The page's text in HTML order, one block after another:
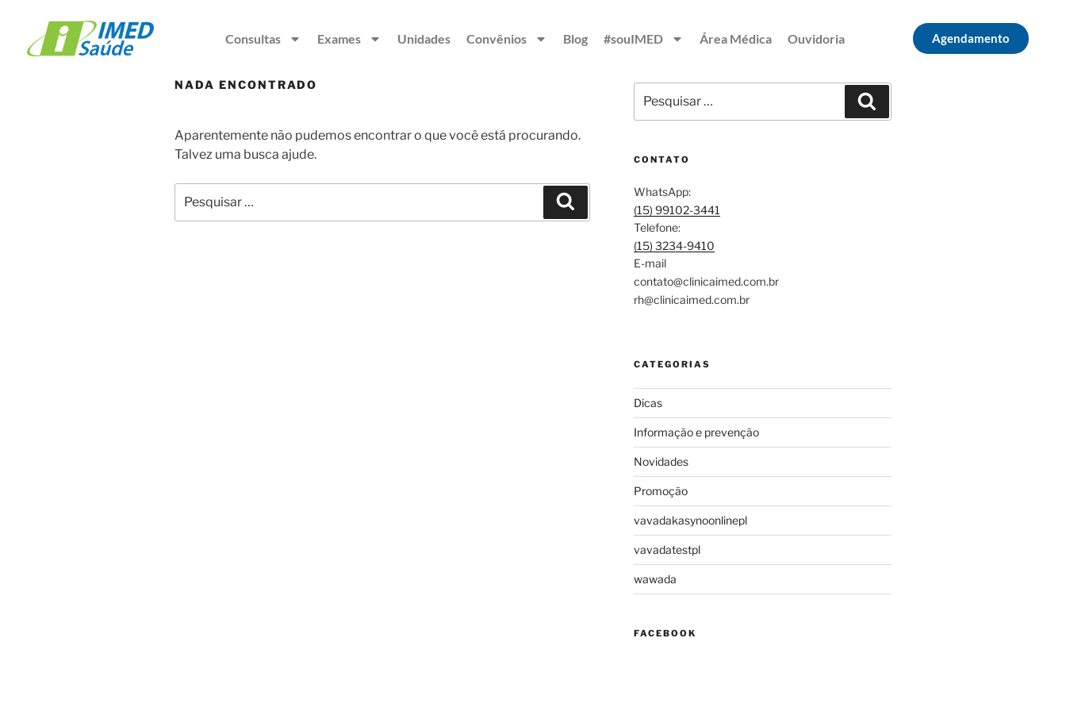
Consultas Exames Unidades Convênios Blog #souIMED Área Médica Ouvidoria Agendamento
NADA ENCONTRADO
Aparentemente não pudemos encontrar o que você está procurando.
Talvez uma busca ajude.
CONTATO
WhatsApp:
(15) 99102-3441
Telefone:
(15) 3234-9410
E-mail
contato@clinicaimed.com.br
rh@clinicaimed.com.br
CATEGORIAS
Dicas
Informação e prevenção
Novidades
Promoção
vavadakasynoonlinepl
vavadatestpl
wawada
FACEBOOK